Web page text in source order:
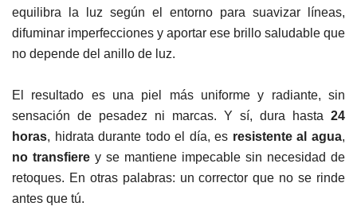
equilibra la luz según el entorno para suavizar líneas,
difuminar imperfecciones y aportar ese brillo saludable que
no depende del anillo de luz.
El resultado es una piel más uniforme y radiante, sin
sensación de pesadez ni marcas. Y sí, dura hasta 24
horas, hidrata durante todo el día, es resistente al agua,
no transfiere y se mantiene impecable sin necesidad de
retoques. En otras palabras: un corrector que no se rinde
antes que tú.